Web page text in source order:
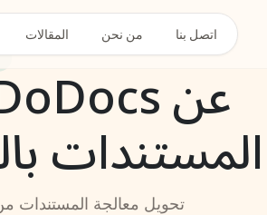
المقالات من نحن اتصل بنا
المستندات
تحويل معالجة المستندات من